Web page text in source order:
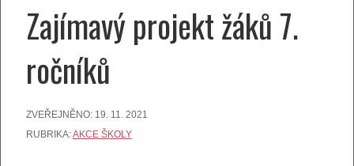
Zajímavý projekt žáků 7.
ročníků
ZVEŘEJNĚNO: 19. 11. 2021
RUBRIKA:AKCE ŠKOLY